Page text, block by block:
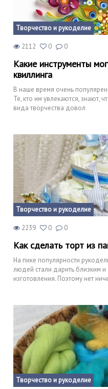
Творчество и рукоделие
2112 0 0
Какие инструменты
квиллинга
В наше время очень
Те, кто им увлекаются, знают,
вида творчества довол
Творчество и рукоделие
2239 0 0
Как сделать торт из
На пике популярности
людей стали дарить близким
изготовления. Поэтому нет
Творчество и рукоделие